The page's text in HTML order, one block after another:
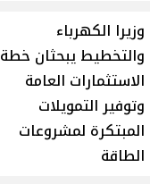
وزيرا الكهرباء
والتخطيط يبحثان خطة
الاستثمارات العامة
وتوفير التمويلات
المبتكرة لمشروعات
الطاقة